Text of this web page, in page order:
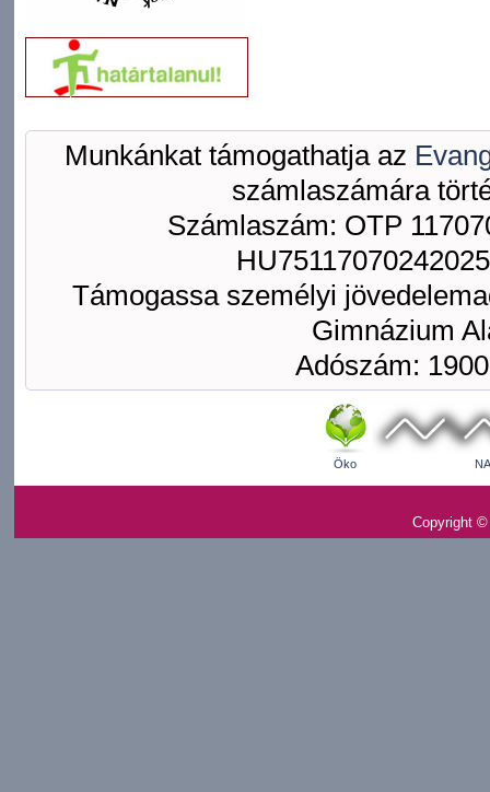
Munkánkat támogathatja az
számlaszámára
Számlaszám: OTP
Támogassa személyi
Gimnázium
Adószám:
Öko
Copyright